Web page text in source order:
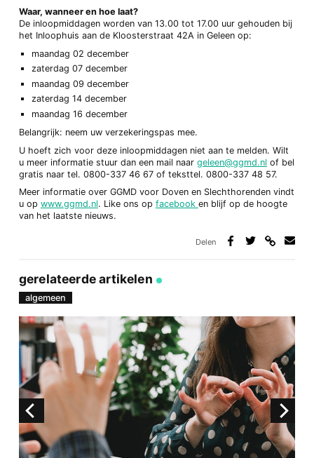
Waar, wanneer en hoe laat?
De inloopmiddagen worden van 13.00 tot 17.00 uur gehouden bij
het Inloophuis aan de Kloosterstraat 42A in Geleen op:
maandag 02 december
zaterdag 07 december
maandag 09 december
zaterdag 14 december
maandag 16 december
Belangrijk: neem uw verzekeringspas mee.
U hoeft zich voor deze inloopmiddagen niet aan te melden. Wilt
u meer informatie stuur dan een mail naar geleen@ggmd.nl of bel
gratis naar tel. 0800-337 46 67 of teksttel. 0800-337 48 57.
Meer informatie over GGMD voor Doven en Slechthorenden vindt
u op www.ggmd.nl. Like ons op facebook en blijf op de hoogte
van het laatste nieuws.
Delen
gerelateerde artikelen
algemeen